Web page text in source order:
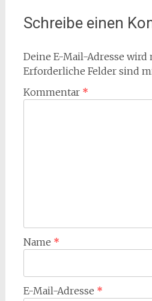
Schreibe einen
Deine E-Mail-Adresse
Erforderliche Felder sind
Kommentar *
Name *
E-Mail-Adresse *